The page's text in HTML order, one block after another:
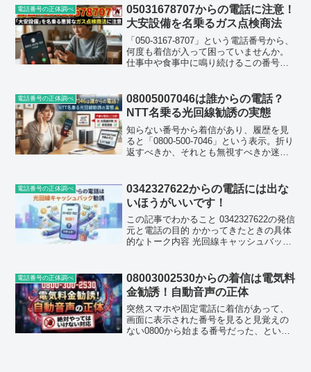
度も画面に表示されると、不安な気持ち
になります...
電話番号の正体調べ
05031678707からの電話に注意！
大安設備を名乗るガス点検商法
「050-3167-8707」という電話番号から、
何度も着信が入って困っていませんか。
仕事中や食事中に鳴り続けるこの番号、
もの体験談が寄せられている、かなり有
名な電話番...
電話番号の正体調べ
08005007046は誰からの電話？
NTT名乗る光回線勧誘の実態
知らない番号から着信があり、履歴を見
ると「0800-500-7046」という表示。折り
返すべきか、それとも無視すべきか迷っ
という番号について、実...
電話番号の正体調べ
0342327622からの電話には出な
いほうがいいです！
この記事でわかること 0342327622の発信
元と電話の目的 かかってきたときの具体
的なトーク内容 光回線キャッシュバック
する方法03-4232-7622とはどこ...
電話番号の正体調べ
08003002530からの着信は電気料
金勧誘！自動音声の正体
突然スマホや固定電話に着信があって、
画面に表示された番号を見ると見覚えの
ない0800から始まる番号だった、という